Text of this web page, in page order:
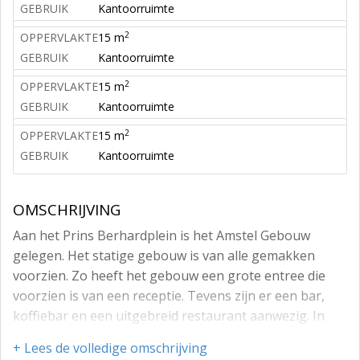
GEBRUIK
Kantoorruimte
OPPERVLAKTE15 m2
GEBRUIK
Kantoorruimte
OPPERVLAKTE15 m2
GEBRUIK
Kantoorruimte
OPPERVLAKTE15 m2
GEBRUIK Kantoorruimte
OMSCHRIJVING
Aan het Prins Berhardplein is het Amstel Gebouw
gelegen. Het statige gebouw is van alle gemakken
voorzien. Zo heeft het gebouw een grote entree die
voorzien is van een receptie. Tevens zijn er een bar,
koffiebar en een uitgebreid restaurant aanwezig. In
vergaderfaciliteiten die zijn voorzien van snel internet,
+ Lees de volledige omschrijving